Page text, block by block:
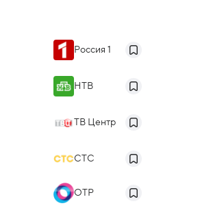
Россия 1
НТВ
ТВ Центр
СТС
ОТР